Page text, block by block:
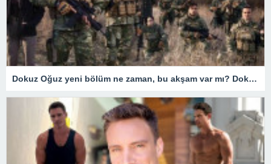
Dokuz Oğuz yeni bölüm ne zaman, bu akşam var mı? Dokuz Oğuz hangi gün yayınlanıyor? 18 Mart Fox TV yayın akışı